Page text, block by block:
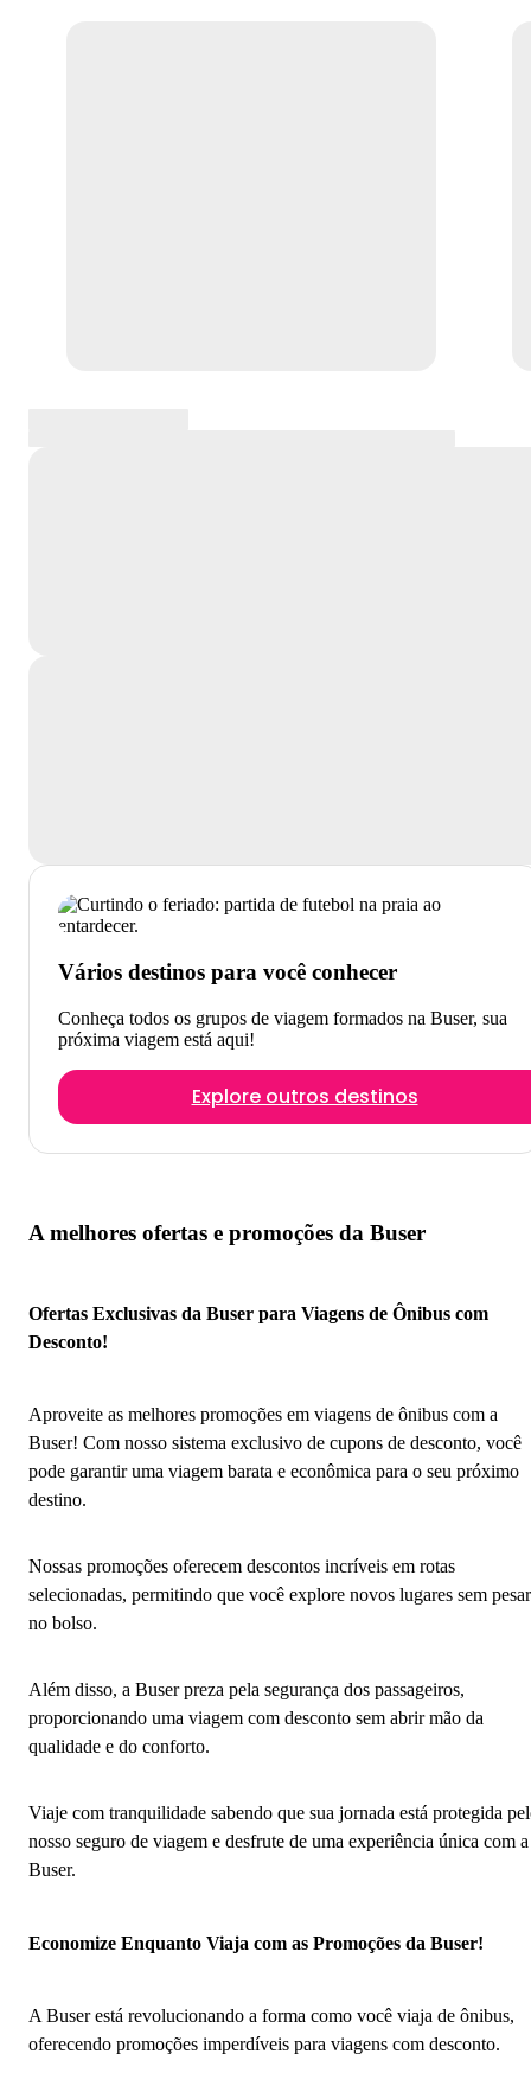
Vários destinos para você conhecer
Conheça todos os grupos de viagem formados na Buser, sua
próxima viagem está aqui!
Explore outros destinos
A melhores ofertas e promoções da Buser
Ofertas Exclusivas da Buser para Viagens de Ônibus com
Desconto!
Aproveite as melhores promoções em viagens de ônibus com a
Buser! Com nosso sistema exclusivo de cupons de desconto, você
pode garantir uma viagem barata e econômica para o seu próximo
destino.
Nossas promoções oferecem descontos incríveis em rotas
selecionadas, permitindo que você explore novos lugares sem pesar
no bolso.
Além disso, a Buser preza pela segurança dos passageiros,
proporcionando uma viagem com desconto sem abrir mão da
qualidade e do conforto.
Viaje com tranquilidade sabendo que sua jornada está protegida
nosso seguro de viagem e desfrute de uma experiência única com a
Buser.
Economize Enquanto Viaja com as Promoções da Buser!
A Buser está revolucionando a forma como você viaja de ônibus,
oferecendo promoções imperdíveis para viagens com desconto.